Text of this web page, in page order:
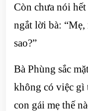
Còn chưa nói
ngắt lời bà:
sao?”
Bà Phùng sắc
không có việc gì
con gái mẹ thế